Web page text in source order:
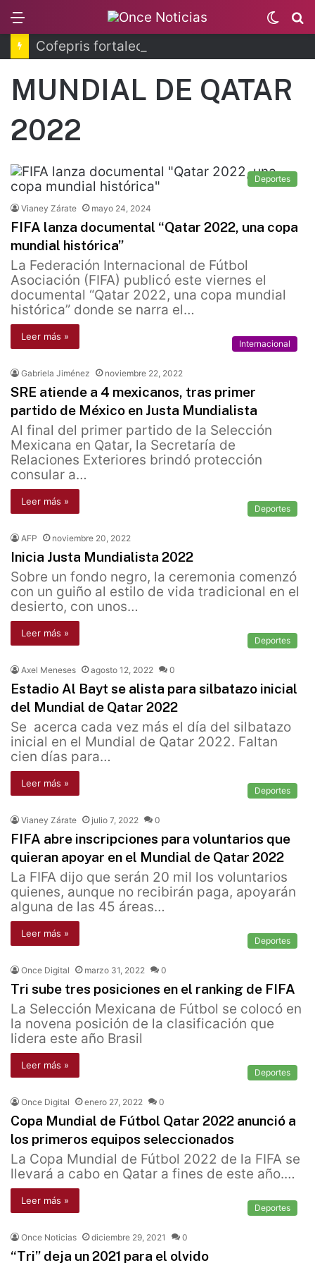
Switch
skin
MUNDIAL DE QATAR
2022
Deportes
Vianey Zárate mayo 24, 2024
FIFA lanza documental “Qatar 2022, una copa
mundial histórica”
La Federación Internacional de Fútbol
Asociación​ (FIFA) publicó este viernes el
documental “Qatar 2022, una copa mundial
histórica” donde se narra el…
Leer más »
Internacional
Gabriela Jiménez noviembre 22, 2022
SRE atiende a 4 mexicanos, tras primer
partido de México en Justa Mundialista
Al final del primer partido de la Selección
Mexicana en Qatar, la Secretaría de
Relaciones Exteriores brindó protección
consular a…
Leer más »
Deportes
AFP noviembre 20, 2022
Inicia Justa Mundialista 2022
Sobre un fondo negro, la ceremonia comenzó
con un guiño al estilo de vida tradicional en el
desierto, con unos…
Leer más »
Deportes
Axel Meneses agosto 12, 2022 0
Estadio Al Bayt se alista para silbatazo inicial
del Mundial de Qatar 2022
Se acerca cada vez más el día del silbatazo
inicial en el Mundial de Qatar 2022. Faltan
cien días para…
Leer más »
Deportes
Vianey Zárate julio 7, 2022 0
FIFA abre inscripciones para voluntarios que
quieran apoyar en el Mundial de Qatar 2022
La FIFA dijo que serán 20 mil los voluntarios
quienes, aunque no recibirán paga, apoyarán
alguna de las 45 áreas…
Leer más »
Deportes
Once Digital marzo 31, 2022 0
Tri sube tres posiciones en el ranking de FIFA
La Selección Mexicana de Fútbol se colocó en
la novena posición de la clasificación que
lidera este año Brasil
Leer más »
Deportes
Once Digital enero 27, 2022 0
Copa Mundial de Fútbol Qatar 2022 anunció a
los primeros equipos seleccionados
La Copa Mundial de Fútbol 2022 de la FIFA se
llevará a cabo en Qatar a fines de este año.…
Leer más »
Deportes
Once Noticias diciembre 29, 2021 0
“Tri” deja un 2021 para el olvido